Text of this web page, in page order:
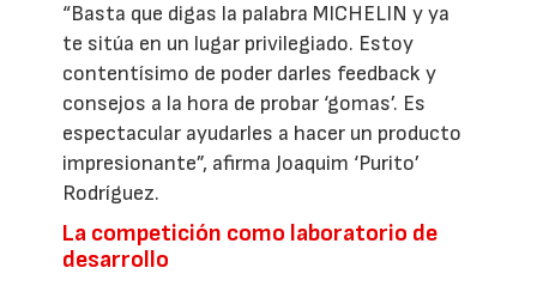
“Basta que digas la palabra MICHELIN y ya
te sitúa en un lugar privilegiado. Estoy
contentísimo de poder darles feedback y
consejos a la hora de probar ‘gomas’. Es
espectacular ayudarles a hacer un producto
impresionante”, afirma Joaquim ‘Purito’
Rodríguez.
La competición como laboratorio de
desarrollo